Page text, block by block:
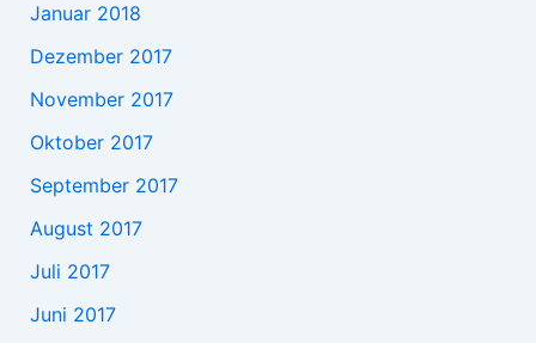
Januar 2018
Dezember 2017
November 2017
Oktober 2017
September 2017
August 2017
Juli 2017
Juni 2017